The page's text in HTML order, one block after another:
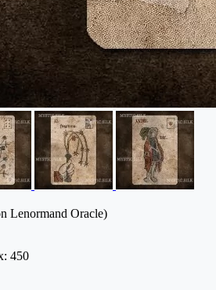
Lenormand Oracle)
450